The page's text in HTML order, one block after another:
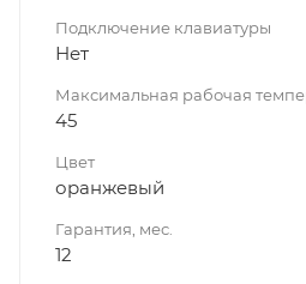
Подключение клавиатуры
Нет
Максимальная рабочая
45
Цвет
оранжевый
Гарантия, мес.
12